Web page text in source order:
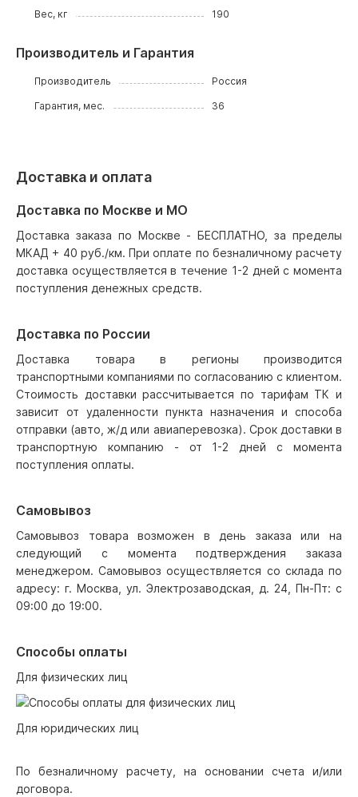
Вес, кг 190
Производитель и Гарантия
Производитель Россия
Гарантия, мес. 36
Доставка и оплата
Доставка по Москве и МО
Доставка заказа по Москве - БЕСПЛАТНО, за пределы
МКАД + 40 руб./км. При оплате по безналичному расчету
доставка осуществляется в течение 1-2 дней с момента
поступления денежных средств.
Доставка по России
Доставка товара в регионы производится
транспортными компаниями по согласованию с клиентом.
Стоимость доставки рассчитывается по тарифам ТК и
зависит от удаленности пункта назначения и способа
отправки (авто, ж/д или авиаперевозка). Срок доставки в
транспортную компанию - от 1-2 дней с момента
поступления оплаты.
Самовывоз
Самовывоз товара возможен в день заказа или на
следующий с момента подтверждения заказа
менеджером. Самовывоз осуществляется со склада по
адресу: г. Москва, ул. Электрозаводская, д. 24, Пн-Пт: с
09:00 до 19:00.
Способы оплаты
Для физических лиц
Для юридических лиц
По безналичному расчету, на основании счета и/или
договора.